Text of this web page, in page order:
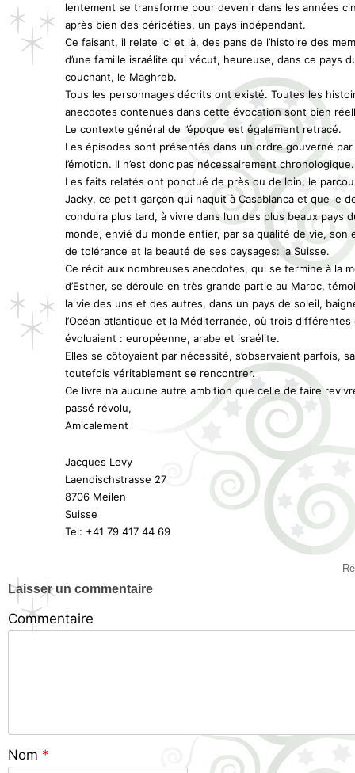
lentement se transforme pour devenir dans les années
après bien des péripéties, un pays indépendant.
Ce faisant, il relate ici et là, des pans de l’histoire des
d’une famille israélite qui vécut, heureuse, dans ce pays
couchant, le Maghreb.
Tous les personnages décrits ont existé. Toutes les
anecdotes contenues dans cette évocation sont bien
Le contexte général de l’époque est également retracé.
Les épisodes sont présentés dans un ordre gouverné par
l’émotion. Il n’est donc pas nécessairement chronologique.
Les faits relatés ont ponctué de près ou de loin, le
Jacky, ce petit garçon qui naquit à Casablanca et que le
conduira plus tard, à vivre dans l’un des plus beaux pays
monde, envié du monde entier, par sa qualité de vie, son
de tolérance et la beauté de ses paysages: la Suisse.
Ce récit aux nombreuses anecdotes, qui se termine à la
d’Esther, se déroule en très grande partie au Maroc,
la vie des uns et des autres, dans un pays de soleil,
l’Océan atlantique et la Méditerranée, où trois différentes
évoluaient : européenne, arabe et israélite.
Elles se côtoyaient par nécessité, s’observaient parfois,
toutefois véritablement se rencontrer.
Ce livre n’a aucune autre ambition que celle de faire
passé révolu,
Amicalement
Jacques Levy
Laendischstrasse 27
8706 Meilen
Suisse
Tel: +41 79 417 44 69
Laisser un commentaire
Commentaire
Nom *